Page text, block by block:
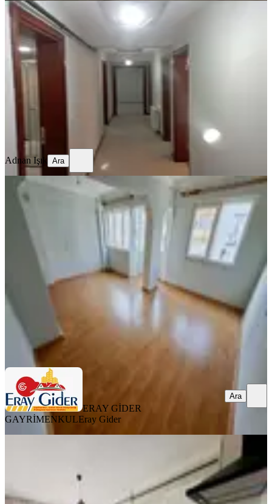
YENİ
Memurdan 3+1 Kiralık Daire
Efeler, Ata Mahallesi
125 m²·2. Kat 06.08.2026
Adnan Işık Ara
YENİ
Doğu Gazi Blv. 2+1 Doğalgazlı-
asansörlü Sıfır Bakımlı
95 m²·3. Kat 06.08.2026
23.500 ₺
ERAY GİDER GAYRİMENKULEray Gider
ERAY GİDER
GAYRİMENKULEray Gider
Ara
Büyükşehir Belediyesi Hemen Altı 1+1
Efeler, Güzelhisar Mahallesi